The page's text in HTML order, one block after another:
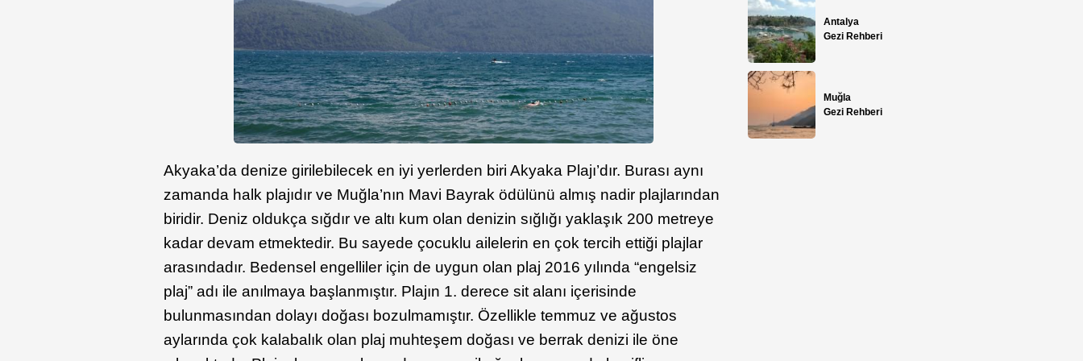
Akyaka’da denize girilebilecek en iyi yerlerden biri Akyaka Plajı’dır. Burası aynı
zamanda halk plajıdır ve Muğla’nın Mavi Bayrak ödülünü almış nadir plajlarından
biridir. Deniz oldukça sığdır ve altı kum olan denizin sığlığı yaklaşık 200 metreye
kadar devam etmektedir. Bu sayede çocuklu ailelerin en çok tercih ettiği plajlar
arasındadır. Bedensel engelliler için de uygun olan plaj 2016 yılında “engelsiz
plaj” adı ile anılmaya başlanmıştır. Plajın 1. derece sit alanı içerisinde
bulunmasından dolayı doğası bozulmamıştır. Özellikle temmuz ve ağustos
aylarında çok kalabalık olan plaj muhteşem doğası ve berrak denizi ile öne
Antalya
Gezi Rehberi
Muğla
Gezi Rehberi